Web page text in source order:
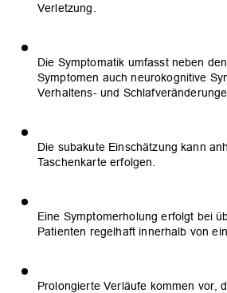
Verletzung.
Die Symptomatik umfasst neben
Symptomen auch neurokognitive
Verhaltens- und
Die subakute Einschätzung kann
Taschenkarte erfolgen.
Eine Symptomerholung erfolgt bei
Patienten regelhaft innerhalb von
Prolongierte Verläufe kommen vor,